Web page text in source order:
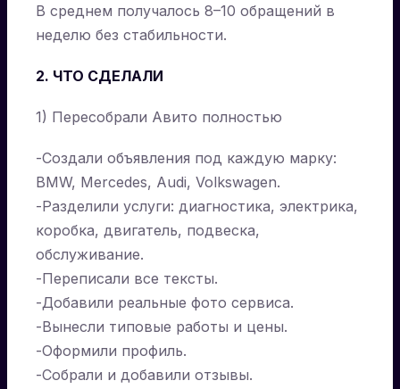
В среднем получалось 8–10 обращений в
неделю без стабильности.
2. ЧТО СДЕЛАЛИ
1) Пересобрали Авито полностью
-Создали объявления под каждую марку:
BMW, Mercedes, Audi, Volkswagen.
-Разделили услуги: диагностика, электрика,
коробка, двигатель, подвеска,
обслуживание.
-Переписали все тексты.
-Добавили реальные фото сервиса.
-Вынесли типовые работы и цены.
-Оформили профиль.
-Собрали и добавили отзывы.